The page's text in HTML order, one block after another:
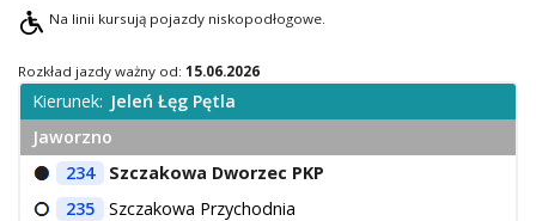
Na linii kursują pojazdy niskopodłogowe.
Rozkład jazdy ważny od: 15.06.2026
Kierunek: Jeleń Łęg Pętla
Jaworzno
234
Szczakowa Dworzec PKP
235
Szczakowa Przychodnia